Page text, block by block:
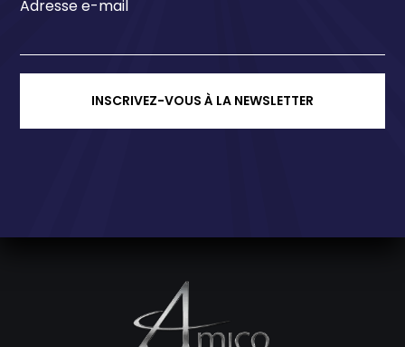
Adresse e-mail
INSCRIVEZ-VOUS À LA NEWSLETTER